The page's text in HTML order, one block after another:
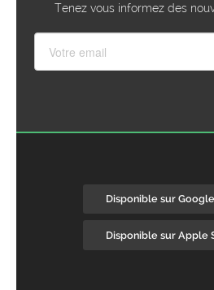
Tenez vous informez des
Disponible sur
Disponible sur Apple